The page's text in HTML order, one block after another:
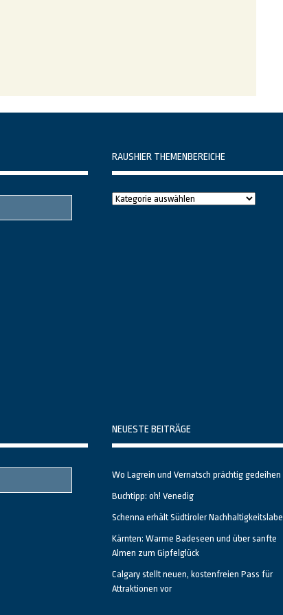
RAUSHIER THEMENBEREICHE
Raushier
NEUESTE BEITRÄGE
Wo Lagrein und Vernatsch prächtig gedeihen
Buchtipp: oh! Venedig
Schenna erhält Südtiroler Nachhaltigkeitslabel
Kärnten: Warme Badeseen und über sanfte
Almen zum Gipfelglück
Calgary stellt neuen, kostenfreien Pass für
Attraktionen vor